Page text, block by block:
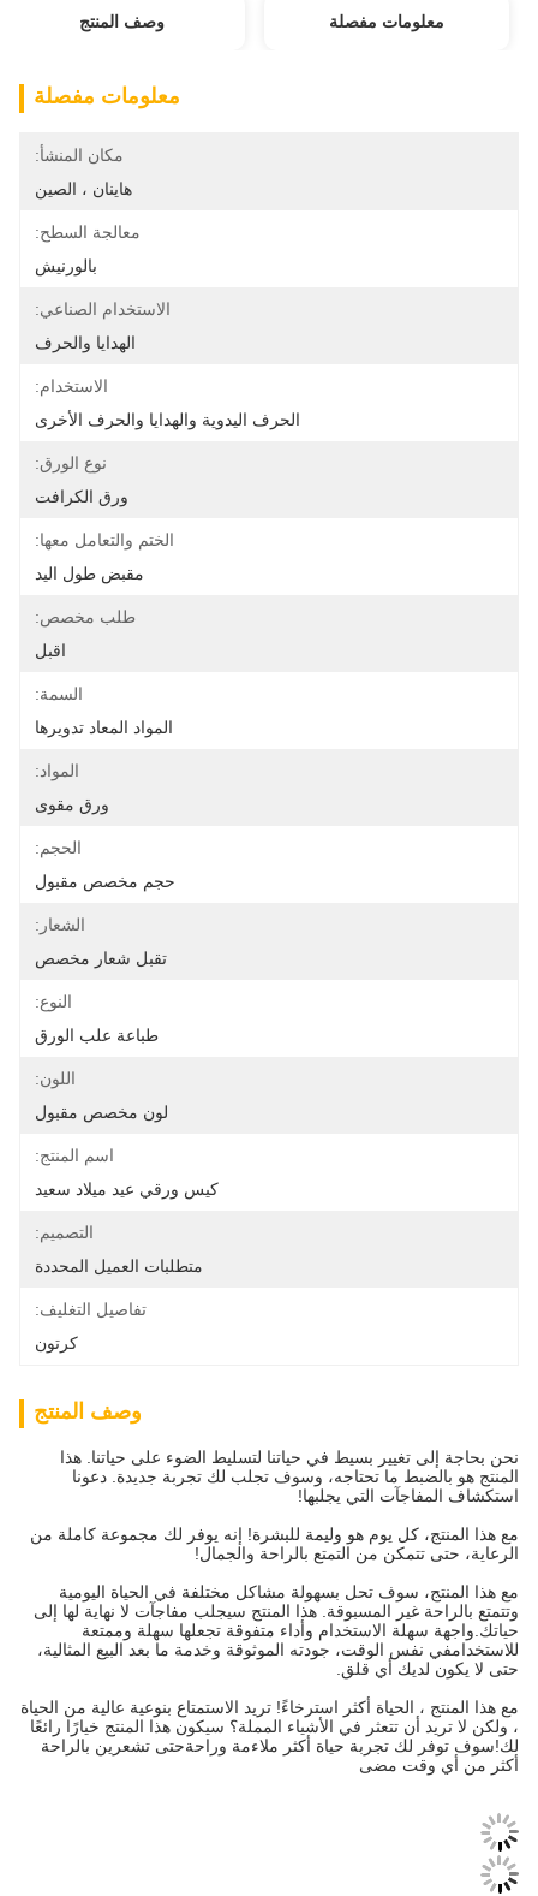
معلومات مفصلة وصف المنتج
معلومات مفصلة
مكان المنشأ:
هاينان ، الصين
معالجة السطح:
بالورنيش
الاستخدام الصناعي:
الهدايا والحرف
الاستخدام:
الحرف اليدوية والهدايا والحرف الأخرى
نوع الورق:
ورق الكرافت
الختم والتعامل معها:
مقبض طول اليد
طلب مخصص:
اقبل
السمة:
المواد المعاد تدويرها
المواد:
ورق مقوى
الحجم:
حجم مخصص مقبول
الشعار:
تقبل شعار مخصص
النوع:
طباعة علب الورق
اللون:
لون مخصص مقبول
اسم المنتج:
كيس ورقي عيد ميلاد سعيد
التصميم:
متطلبات العميل المحددة
تفاصيل التغليف:
كرتون
وصف المنتج
نحن بحاجة إلى تغيير بسيط في حياتنا لتسليط الضوء على حياتنا. هذا
المنتج هو بالضبط ما تحتاجه، وسوف تجلب لك تجربة جديدة. دعونا
استكشاف المفاجآت التي يجلبها!
مع هذا المنتج، كل يوم هو وليمة للبشرة! إنه يوفر لك مجموعة كاملة من
الرعاية، حتى تتمكن من التمتع بالراحة والجمال!
مع هذا المنتج، سوف تحل بسهولة مشاكل مختلفة في الحياة اليومية
وتتمتع بالراحة غير المسبوقة. هذا المنتج سيجلب مفاجآت لا نهاية لها إلى
حياتك.واجهة سهلة الاستخدام وأداء متفوقة تجعلها سهلة وممتعة
للاستخدامفي نفس الوقت، جودته الموثوقة وخدمة ما بعد البيع المثالية،
حتى لا يكون لديك أي قلق.
مع هذا المنتج ، الحياة أكثر استرخاءً! تريد الاستمتاع بنوعية عالية من الحياة
، ولكن لا تريد أن تتعثر في الأشياء المملة؟ سيكون هذا المنتج خيارًا رائعًا
لك!سوف توفر لك تجربة حياة أكثر ملاءمة وراحةحتى تشعرين بالراحة
أكثر من أي وقت مضى